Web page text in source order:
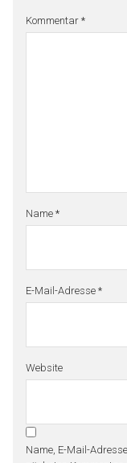
Kommentar *
Name *
E-Mail-Adresse *
Website
Name, E-Mail-